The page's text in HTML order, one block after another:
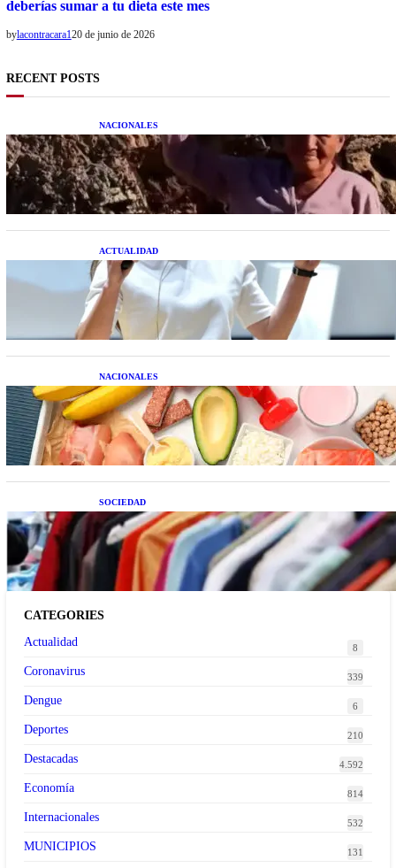
deberías sumar a tu dieta este mes
bylacontracara120 de junio de 2026
RECENT POSTS
NACIONALES
Una mujer asegura haber peleado con un
extraterrestre cuerpo a cuerpo
ACTUALIDAD
La startup creada por una salteña que busca
resolver el estrés financiero en Latinoamérica
NACIONALES
Nutrición inteligente: Cinco superalimentos de
temporada que deberías sumar a tu dieta este mes
SOCIEDAD
Las grandes marcas globales se suman a la
tendencia de la ropa de segunda mano premium
CATEGORIES
Actualidad
8
Coronavirus 339
Dengue 6
Deportes 210
Destacadas 4.592
Economía 814
Internacionales 532
MUNICIPIOS 131